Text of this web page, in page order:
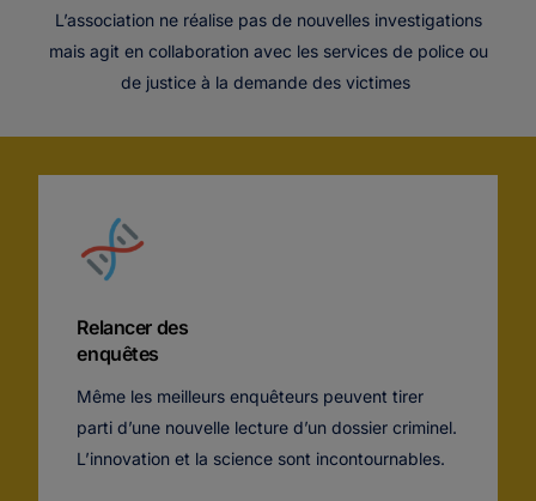
L’association ne réalise pas de nouvelles investigations
mais agit en collaboration avec les services de police ou
de justice à la demande des victimes
Relancer des
enquêtes
Même les meilleurs enquêteurs peuvent tirer
parti d’une nouvelle lecture d’un dossier criminel.
L’innovation et la science sont incontournables.